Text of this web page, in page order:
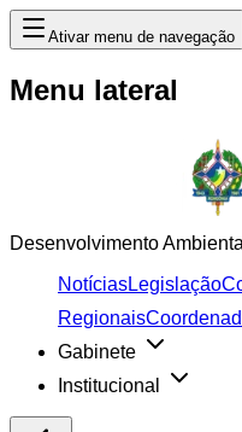
Ativar menu de navegação
Menu lateral
Desenvolvimento Ambiental
NotíciasLegislação
Regionais
Gabinete
Institucional